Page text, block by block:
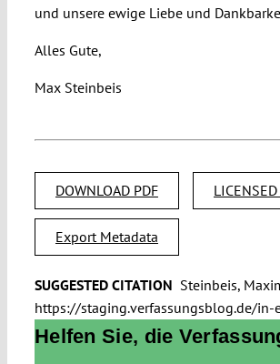
und unsere ewige Liebe und
Alles Gute,
Max Steinbeis
DOWNLOAD PDF
Export Metadata
SUGGESTED CITATION Steinbeis,
https://staging.verfassungsblog.de/in-
Helfen Sie, die